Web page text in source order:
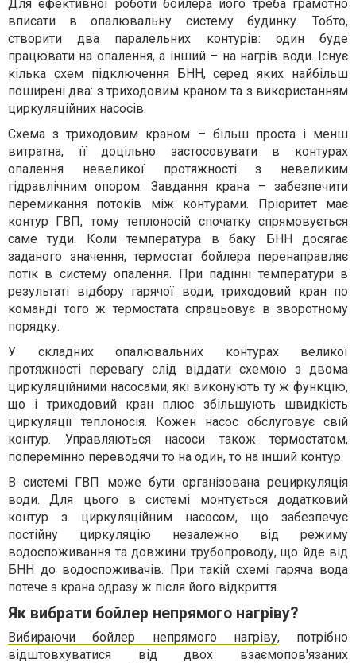
Для ефективної роботи бойлера його треба грамотно
вписати в опалювальну систему будинку. Тобто,
створити два паралельних контурів: один буде
працювати на опалення, а інший – на нагрів води. Існує
кілька схем підключення БНН, серед яких найбільш
поширені два: з триходовим краном та з використанням
циркуляційних насосів.
Схема з триходовим краном – більш проста і менш
витратна, її доцільно застосовувати в контурах
опалення невеликої протяжності з невеликим
гідравлічним опором. Завдання крана – забезпечити
перемикання потоків між контурами. Пріоритет має
контур ГВП, тому теплоносій спочатку спрямовується
саме туди. Коли температура в баку БНН досягає
заданого значення, термостат бойлера перенаправляє
потік в систему опалення. При падінні температури в
результаті відбору гарячої води, триходовий кран по
команді того ж термостата спрацьовує в зворотному
порядку.
У складних опалювальних контурах великої
протяжності перевагу слід віддати схемою з двома
циркуляційними насосами, які виконують ту ж функцію,
що і триходовий кран плюс збільшують швидкість
циркуляції теплоносія. Кожен насос обслуговує свій
контур. Управляються насоси також термостатом,
поперемінно переводячи то на один, то на інший контур.
В системі ГВП може бути організована рециркуляція
води. Для цього в системі монтується додатковий
контур з циркуляційним насосом, що забезпечує
постійну циркуляцію незалежно від режиму
водоспоживання та довжини трубопроводу, що йде від
БНН до водоспоживачів. При такій схемі гаряча вода
потече з крана одразу ж після його відкриття.
Як вибрати бойлер непрямого нагріву?
Вибираючи бойлер непрямого нагріву, потрібно
відштовхуватися від двох взаємопов'язаних